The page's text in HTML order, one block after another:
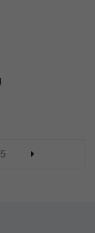
5